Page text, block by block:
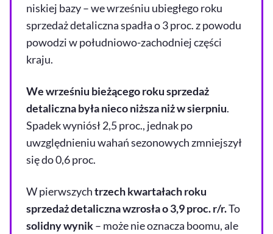
niskiej bazy – we wrześniu ubiegłego roku
sprzedaż detaliczna spadła o 3 proc. z powodu
powodzi w południowo-zachodniej części
kraju.
We wrześniu bieżącego roku sprzedaż
detaliczna była nieco niższa niż w sierpniu.
Spadek wyniósł 2,5 proc., jednak po
uwzględnieniu wahań sezonowych zmniejszył
się do 0,6 proc.
W pierwszychtrzech kwartałach roku
sprzedaż detaliczna wzrosła o 3,9 proc. r/r.To
solidny wynik– może nie oznacza boomu, ale